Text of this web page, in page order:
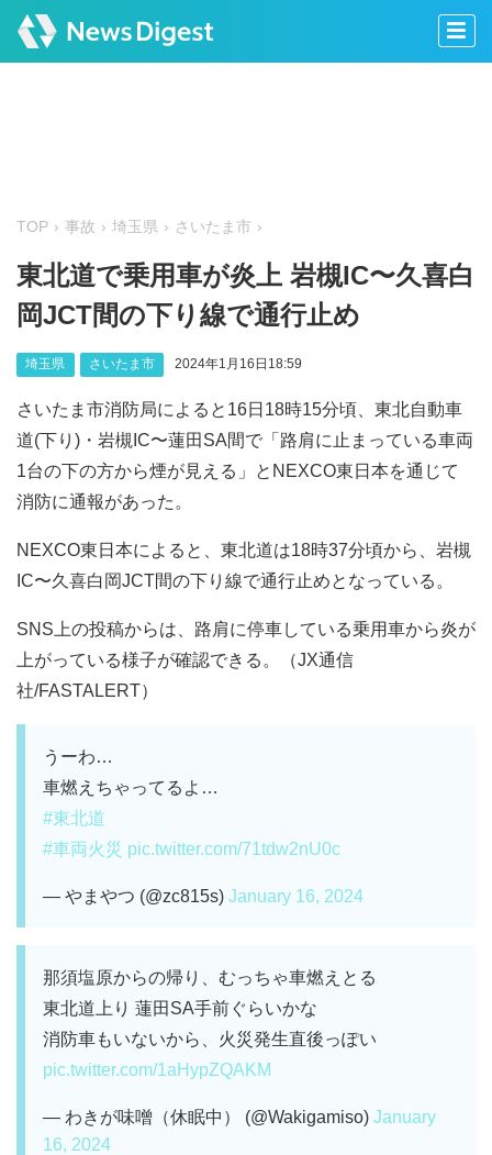
TOP 事故 埼玉県 さいたま市
東北道で乗用車が炎上 岩槻IC〜久喜白
岡JCT間の下り線で通行止め
埼玉県 さいたま市 2024年1月16日18:59
さいたま市消防局によると16日18時15分頃、東北自動車
道(下り)・岩槻IC〜蓮田SA間で「路肩に止まっている車両
1台の下の方から煙が見える」とNEXCO東日本を通じて
消防に通報があった。
NEXCO東日本によると、東北道は18時37分頃から、岩槻
IC〜久喜白岡JCT間の下り線で通行止めとなっている。
SNS上の投稿からは、路肩に停車している乗用車から炎が
上がっている様子が確認できる。（JX通信
社/FASTALERT）
うーわ…
車燃えちゃってるよ…
#東北道
#車両火災 pic.twitter.com/71tdw2nU0c
— やまやつ (@zc815s) January 16, 2024
那須塩原からの帰り、むっちゃ車燃えとる
東北道上り 蓮田SA手前ぐらいかな
消防車もいないから、火災発生直後っぽい
pic.twitter.com/1aHypZQAKM
— わきが味噌（休眠中） (@Wakigamiso) January
16, 2024